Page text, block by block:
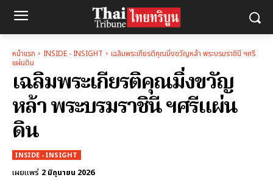
หน้าแรก INSIDE - INSIGHT
เฉลิมพระเกียรติคุณมิ่งขวัญหล้า พระบรมราชินี ฯศรี
แผ่นดิน
เฉลิมพระเกียรติคุณมิ่งขวัญ
หล้า พระบรมราชินี ฯศรีแผ่น
ดิน
INSIDE - INSIGHT
เผยแพร่ 2 มิถุนายน 2026